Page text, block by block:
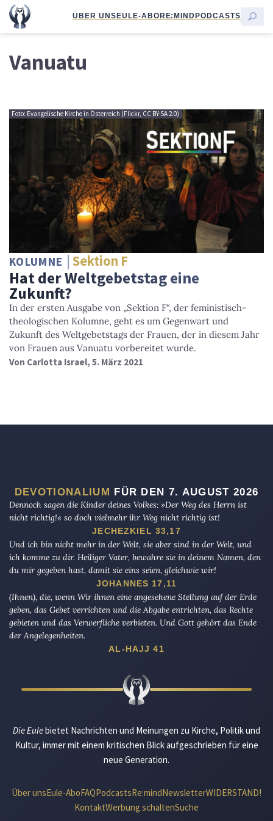
ÜBER UNSEULE-ABORE:MINDPODCASTS
Vanuatu
Foto: Evangelische Kirche in Österreich (Flickr, CC BY-SA 2.0)
KOLUMNE Sektion F
Hat der Weltgebetstag eine
Zukunft?
In der ersten Ausgabe von „Sektion F“, der feministisch-
theologischen Kolumne, geht es um Gegenwart und
Zukunft des Weltgebetstags der Frauen, der in diesem Jahr
von Frauen aus Vanuatu vorbereitet wurde.
Von Carlotta Israel, 5. März 2021
DEVOTIONALIUM FÜR DEN 7. AUGUST 2026
Dennoch sagen die Kinder deines Volkes: »Der Weg des Herrn ist
nicht richtig!« so doch vielmehr ihr Weg nicht richtig ist!
JECHEZKIEL 33,17
Und ich bin nicht mehr in der Welt, sie aber sind in der Welt, und
ich komme zu dir. Heiliger Vater, bewahre sie in deinem Namen, den
du mir gegeben hast, damit sie eins seien, gleichwie wir!
JOHANNES 17,11
(Ihnen), die, wenn Wir ihnen eine angesehene Stellung auf der Erde
geben, das Gebet verrichten und die Abgabe entrichten, das Rechte
gebieten und das Verwerfliche verbieten. Und Gott gehört das Ende
der Angelegenheiten.
AL-HAJJ 41
Die Eulebietet Nachrichten und Meinungen zu Kirche, Politik und
Kultur, immer mit einem kritischen Blick aufgeschrieben für eine
neue Generation.
Über unsEule-AboFAQPodcastsRe:mindNewsletterWIDERSTAND!
KontaktWerbung schaltenSuche